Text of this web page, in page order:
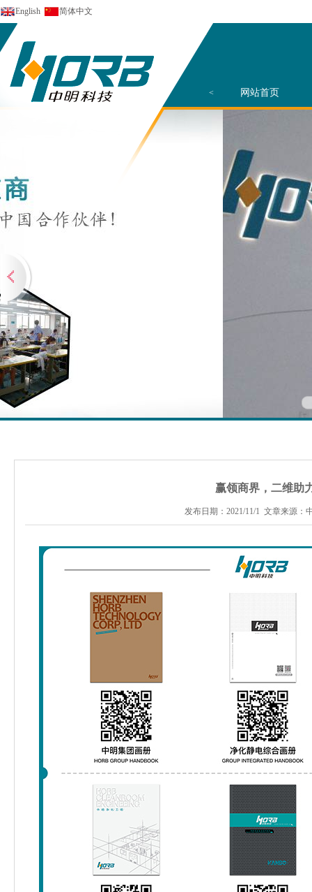
English 简体中文
< 网站首页
赢领商界，二维助
发布日期：2021/11/1 文章来源：